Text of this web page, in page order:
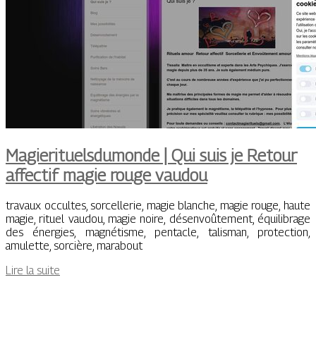
Magierituelsdumonde | Qui suis je Retour
affectif magie rouge vaudou
travaux occultes, sorcellerie, magie blanche, magie rouge, haute
magie, rituel vaudou, magie noire, désenvoûtement, équilibrage
des énergies, magnétisme, pentacle, talisman, protection,
amulette, sorcière, marabout
Lire la suite